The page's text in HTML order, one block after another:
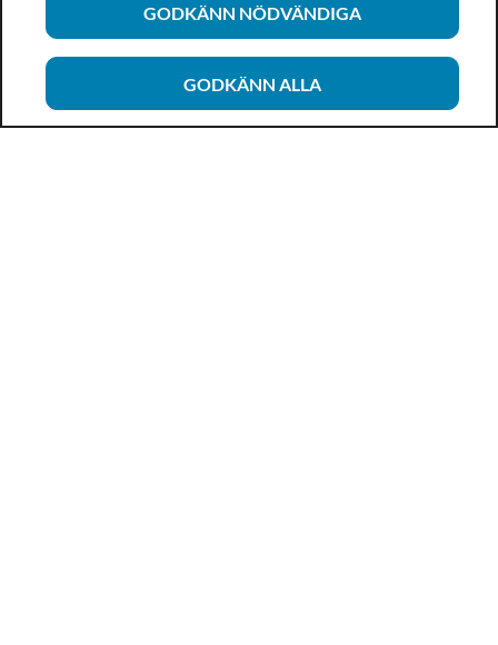
GODKÄNN NÖDVÄNDIGA
GODKÄNN ALLA